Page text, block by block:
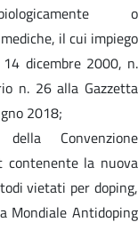
o
il cui impiego
14 dicembre 2000, n.
n. 26 alla Gazzetta
2018;
Convenzione
contenente la nuova
vietati per doping,
Mondiale Antidoping